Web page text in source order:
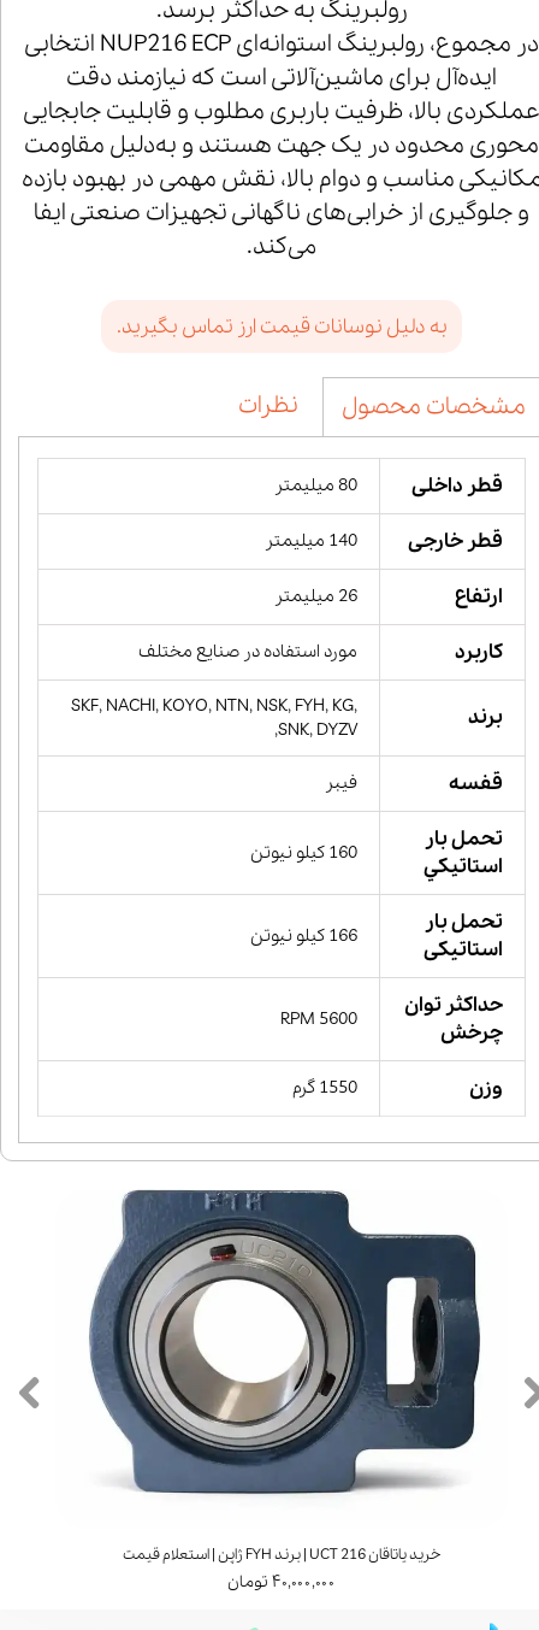
رولبرینگ به حداکثر برسد.
در مجموع، رولبرینگ استوانه‌ای NUP216 ECP انتخابی
ایده‌آل برای ماشین‌آلاتی است که نیازمند دقت
عملکردی بالا، ظرفیت باربری مطلوب و قابلیت جابجایی
محوری محدود در یک جهت هستند و به‌دلیل مقاومت
مناسب و دوام بالا، نقش مهمی در بهبود بازده
و جلوگیری از خرابی‌های ناگهانی تجهیزات صنعتی ایفا
می‌کند.
به دلیل نوسانات قیمت ارز تماس بگیرید.
مشخصات محصول نظرات
قطر داخلی 80 میلیمتر
قطر خارجی 140 میلیمتر
ارتفاع 26 میلیمتر
کاربرد مورد استفاده در صنایع مختلف
برند
SKF, NACHI, KOYO, NTN, NSK, FYH, KG,
SNK, DYZV,
قفسه فیبر
تحمل بار
استاتيكي
160 کیلو نیوتن
تحمل بار
استاتیکی
166 کیلو نیوتن
حداکثر توان
چرخش
5600 RPM
وزن 1550 گرم
خرید یاتاقان UCT 216 | برند FYH ژاپن | استعلام قیمت
۴۰,۰۰۰,۰۰۰ تومان